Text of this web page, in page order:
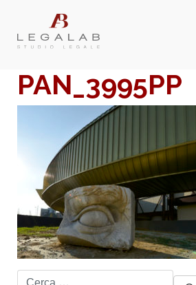
PAN_3995PP
Ricerca